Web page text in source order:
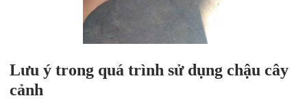
Lưu ý trong quá trình sử dụng chậu cây
cảnh